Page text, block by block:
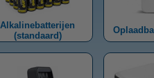
Alkalinebatterijen
(standaard)